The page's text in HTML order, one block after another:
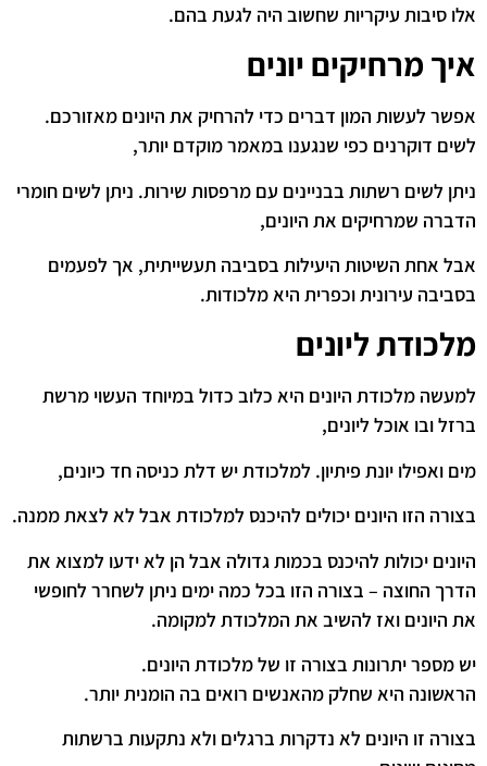
אלו סיבות עיקריות שחשוב היה לגעת בהם.
איך מרחיקים יונים
אפשר לעשות המון דברים כדי להרחיק את היונים מאזורכם.
לשים דוקרנים כפי שנגענו במאמר מוקדם יותר,
ניתן לשים רשתות בבניינים עם מרפסות שירות. ניתן לשים חומרי
הדברה שמרחיקים את היונים,
אבל אחת השיטות היעילות בסביבה תעשייתית, אך לפעמים
בסביבה עירונית וכפרית היא מלכודות.
מלכודת ליונים
למעשה מלכודת היונים היא כלוב כדול במיוחד העשוי מרשת
ברזל ובו אוכל ליונים,
מים ואפילו יונת פיתיון. למלכודת יש דלת כניסה חד כיונים,
בצורה הזו היונים יכולים להיכנס למלכודת אבל לא לצאת ממנה.
היונים יכולות להיכנס בכמות גדולה אבל הן לא ידעו למצוא את
הדרך החוצה – בצורה הזו בכל כמה ימים ניתן לשחרר לחופשי
את היונים ואז להשיב את המלכודת למקומה.
יש מספר יתרונות בצורה זו של מלכודת היונים.
הראשונה היא שחלק מהאנשים רואים בה הומנית יותר.
בצורה זו היונים לא נדקרות ברגלים ולא נתקעות ברשתות